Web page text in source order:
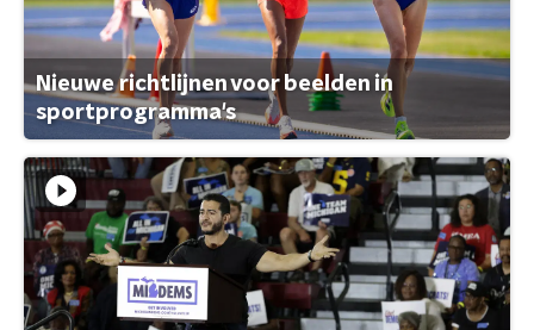
Nieuwe richtlijnen voor beelden in
sportprogramma's